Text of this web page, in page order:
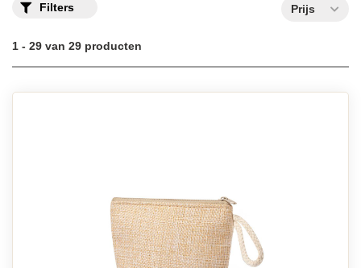
Filters Prijs
1 - 29 van 29 producten